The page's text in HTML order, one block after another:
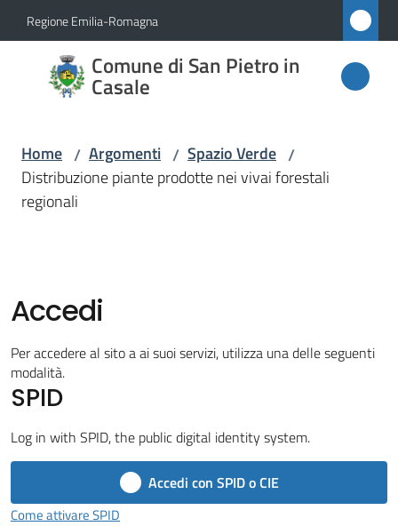
Vai al contenuto
Vai alla navigazione
Vai al footer
Regione Emilia-Romagna
Comune di San Pietro in
Casale
Comune
di San
Casale
Novità
Servizi
Vivere
Comune
Home / Argomenti / Spazio Verde /
Distribuzione piante prodotte nei vivai forestali
regionali
Accedi
Per accedere al sito a ai suoi servizi, utilizza una delle seguenti
modalità.
SPID
Log in with SPID, the public digital identity system.
Accedi con SPID o CIE
Come attivare SPID